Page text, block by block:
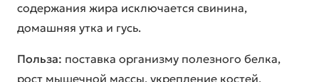
содержания жира исключается свинина,
домашняя утка и гусь.
Польза: поставка организму полезного белка,
рост мышечной массы, укрепление костей,